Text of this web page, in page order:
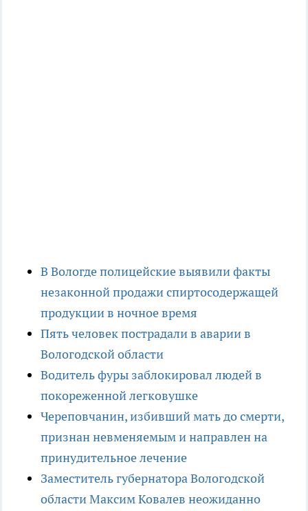
В Вологде полицейские выявили факты
незаконной продажи спиртосодержащей
продукции в ночное время
Пять человек пострадали в аварии в
Вологодской области
Водитель фуры заблокировал людей в
покореженной легковушке
Череповчанин, избивший мать до смерти,
признан невменяемым и направлен на
принудительное лечение
Заместитель губернатора Вологодской
области Максим Ковалев неожиданно